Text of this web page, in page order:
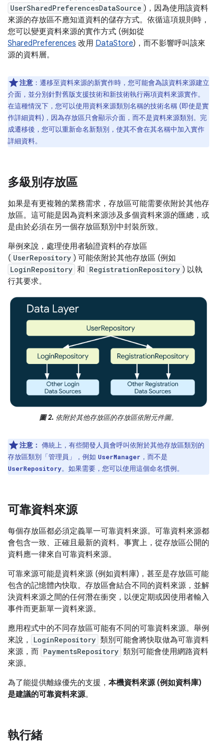
UserSharedPreferencesDataSource )，因為使用該資料
來源的存放區不應知道資料的儲存方式。依循這項規則時，
您可以變更資料來源的實作方式 (例如從
SharedPreferences 改用 DataStore)，而不影響呼叫該來
源的資料層。
注意 ： 遷移至資料來源的新實作時，您可能會為該資料來源建立
介面，並分別針對舊版支援技術和新技術執行兩項資料來源實作。
在這種情況下，您可以使用資料來源類別名稱的技術名稱 (即使是實
作詳細資料)，因為存放區只會顯示介面，而不是資料來源類別。完
成遷移後，您可以重新命名新類別，使其不會在其名稱中加入實作
詳細資料。
多級別存放區
如果是有更複雜的業務需求，存放區可能需要依附於其他存
放區。這可能是因為資料來源涉及多個資料來源的匯總，或
是由於必須在另一個存放區類別中封裝所致。
舉例來說，處理使用者驗證資料的存放區
( UserRepository ) 可能依附於其他存放區 (例如
LoginRepository 和 RegistrationRepository ) 以執
行其要求。
圖 2. 依附於其他存放區的存放區依附元件圖。
注意： 傳統上，有些開發人員會呼叫依附於其他存放區類別的
存放區類別「管理員」
，例如 UserManager ，而不是
UserRepository。如果需要，您可以使用這個命名慣例。
可靠資料來源
每個存放區都必須定義單一可靠資料來源。可靠資料來源都
會包含一致、正確且最新的資料。事實上，從存放區公開的
資料應一律來自可靠資料來源。
可靠來源可能是資料來源 (例如資料庫)，甚至是存放區可能
包含的記憶體內快取。存放區會結合不同的資料來源，並解
決資料來源之間的任何潛在衝突，以便定期或因使用者輸入
事件而更新單一資料來源。
應用程式中的不同存放區可能有不同的可靠資料來源。舉例
來說，
LoginRepository 類別可能會將快取做為可靠資料
來源，而 PaymentsRepository 類別可能會使用網路資料
來源。
為了能提供離線優先的支援， 本機資料來源 (例如資料庫)
是建議的可靠資料來源。
執行緒